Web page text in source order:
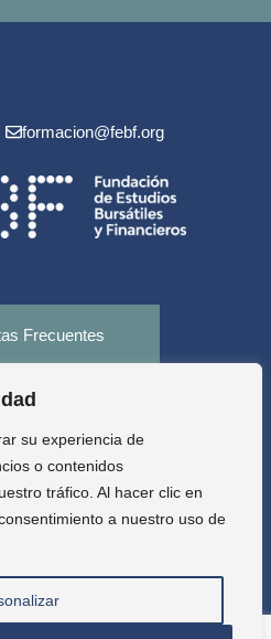
su experiencia de
o contenidos
tráfico. Al hacer clic en
a nuestro uso de
formacion@febf.org
Frecuentes
virtual